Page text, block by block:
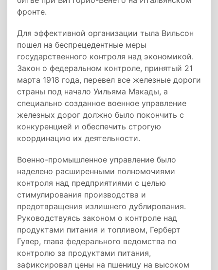
фронте.
Для эффективной организации тыла Вильсон
пошел на беспрецедентные меры
государственного контроля над экономикой.
Закон о федеральном контроле, принятый 21
марта 1918 года, перевел все железные дороги
страны под начало Уильяма Макады, а
специально созданное военное управление
железных дорог должно было покончить с
конкуренцией и обеспечить строгую
координацию их деятельности.
Военно-промышленное управление было
наделено расширенными полномочиями
контроля над предприятиями с целью
стимулирования производства и
предотвращения излишнего дублирования.
Руководствуясь законом о контроле над
продуктами питания и топливом, Герберт
Гувер, глава федерального ведомства по
контролю за продуктами питания,
зафиксировал цены на пшеницу на высоком